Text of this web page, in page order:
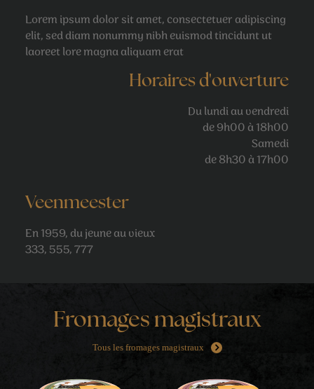
Lorem ipsum dolor sit amet, consectetuer adipiscing
elit, sed diam nonummy nibh euismod tincidunt ut
laoreet lore magna aliquam erat
Horaires d'ouverture
Du lundi au vendredi
de 9h00 à 18h00
Samedi
de 8h30 à 17h00
Veenmeester
En 1959, du jeune au vieux
333, 555, 777
Fromages magistraux
Tous les fromages magistraux